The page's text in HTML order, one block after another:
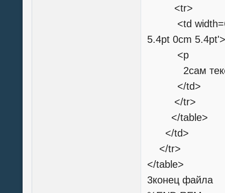
<tr>
<td
5.4pt 0cm 5.4pt'>
<p
2сам текст
</td>
</tr>
</table>
</td>
</tr>
</table>
3конец файла